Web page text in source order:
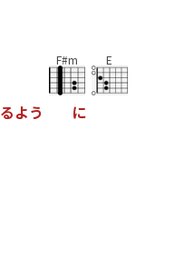
るよう
F#m
に
E